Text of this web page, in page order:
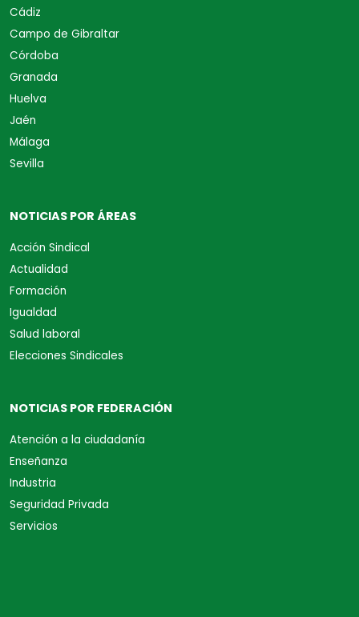
Cádiz
Campo de Gibraltar
Córdoba
Granada
Huelva
Jaén
Málaga
Sevilla
NOTICIAS POR ÁREAS
Acción Sindical
Actualidad
Formación
Igualdad
Salud laboral
Elecciones Sindicales
NOTICIAS POR FEDERACIÓN
Atención a la ciudadanía
Enseñanza
Industria
Seguridad Privada
Servicios